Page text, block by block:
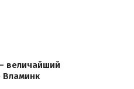
величайший
Вламинк